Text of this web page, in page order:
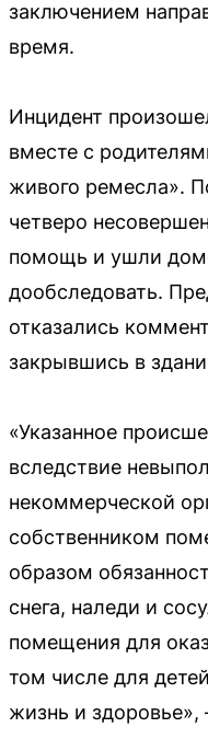
заключением
время.
Инцидент
вместе с
живого ремесла».
четверо
помощь и ушли
дообследовать.
отказались
закрывшись в
«Указанное
вследствие
некоммерческой
собственником
образом
снега, наледи и
помещения для
том числе для
жизнь и